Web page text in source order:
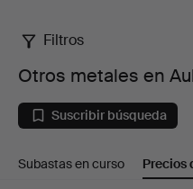
Otros
metales
en
Filtros
Otros metales en
Suscribir búsqueda
Subastas en curso Precios